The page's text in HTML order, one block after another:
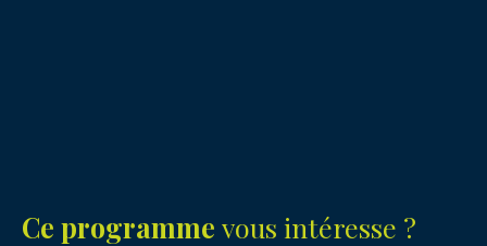
Ce programme vous intéresse ?